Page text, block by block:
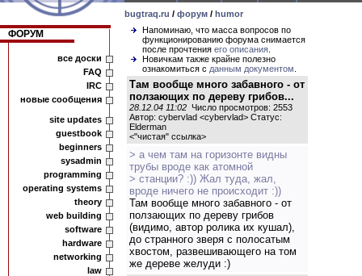
bugtraq.ru / форум / humor
ФОРУМ
все доски
FAQ
IRC
новые сообщения
site updates
guestbook
beginners
sysadmin
programming
operating systems
theory
web building
software
hardware
networking
law
Напоминаю, что масса вопросов по
функционированию форума снимается
после прочтения его описания
Новичкам также крайне полезно
ознакомиться с данным документом
Там вообще много забавного - от
ползающих по дереву грибов...
28.12.04 11:02 Число просмотров: 2553
Автор: cybervlad <cybervlad> Статус:
Elderman
<"чистая" ссылка>
> а чем там на горизонте видны
трубы вроде как атомной
> станции? :)) Жал туда, жал,
вроде ничего не происходит :))
Там вообще много забавного - от
ползающих по дереву грибов
(видимо, автор ролика их кушал),
до странного зверя с полосатым
хвостом, развешивающего на том
же дереве желуди :)